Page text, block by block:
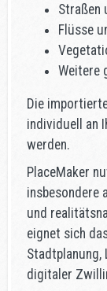
Straßen
Flüsse
Weitere
Die
individuell an
werden.
PlaceMaker
insbesondere
und
eignet sich
Stadtplanung,
digitaler